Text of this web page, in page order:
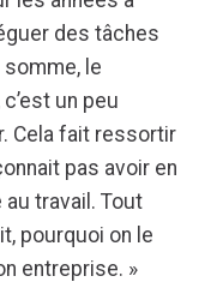
des tâches
le
un peu
Cela fait ressortir
pas avoir en
travail. Tout
pourquoi on le
entreprise. »